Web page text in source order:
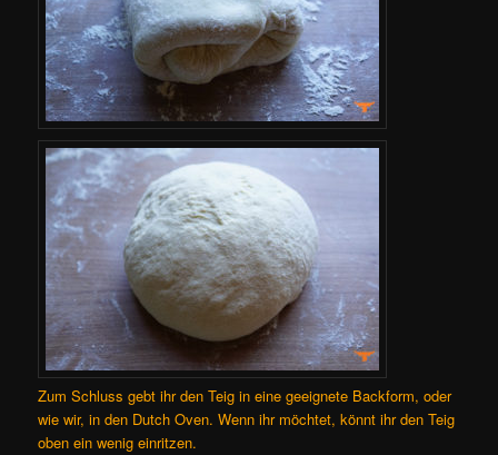
Zum Schluss gebt ihr den Teig in eine geeignete Backform, oder
wie wir, in den Dutch Oven. Wenn ihr möchtet, könnt ihr den Teig
oben ein wenig einritzen.